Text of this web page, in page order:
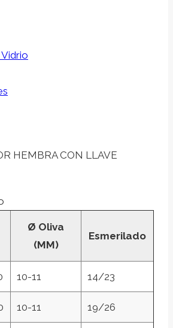
HEMBRA CON LLAVE
Ø Oliva
(MM)
Esmerilado
10-11 14/23
10-11 19/26